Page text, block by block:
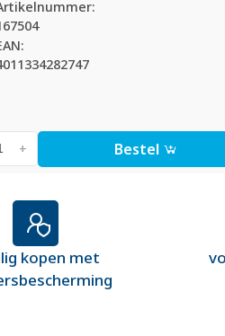
+ Bestel
kopen met